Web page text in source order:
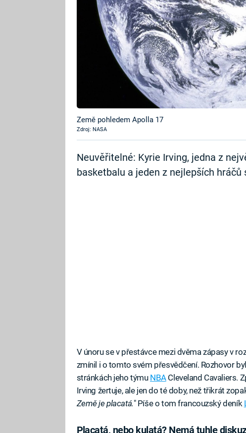
Země pohledem Apolla 17
Zdroj: NASA
Neuvěřitelné: Kyrie Irving, jedna z
basketbalu a jeden z nejlepších
V únoru se v přestávce mezi dvěma zápasy v
zmínil i o tomto svém přesvědčení. Rozhovor
stránkách jeho týmu NBACleveland Cavaliers.
Irving žertuje, ale jen do té doby, než třikrát
Země je placatá." Píše o tom francouzský deník
Placatá, nebo kulatá? Nemá tuhle